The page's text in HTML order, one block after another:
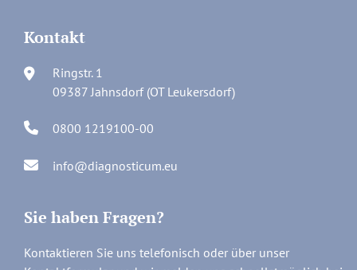
Kontakt
Ringstr. 1
09387 Jahnsdorf (OT Leukersdorf)
0800 1219100-00
info@diagnosticum.eu
Sie haben Fragen?
Kontaktieren Sie uns telefonisch oder über unser